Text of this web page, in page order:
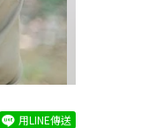
用LINE傳送